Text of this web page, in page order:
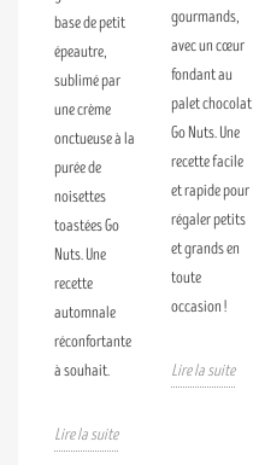
base de petit
épeautre,
sublimé par
une crème
onctueuse à la
purée de
noisettes
toastées Go
Nuts. Une
recette
automnale
réconfortante
à souhait.
Lire la suite
gourmands,
avec un cœur
fondant au
palet chocolat
Go Nuts. Une
recette facile
et rapide pour
régaler petits
et grands en
toute
occasion !
Lire la suite